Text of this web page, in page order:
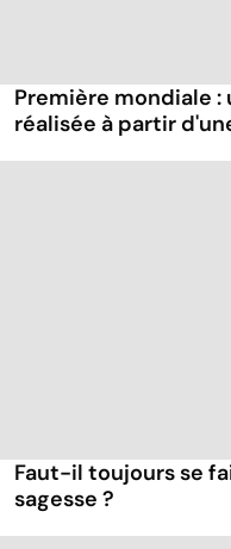
Première mondiale
réalisée à partir
Faut-il toujours se
sagesse ?